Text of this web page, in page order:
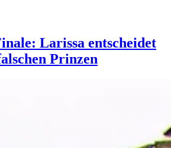
Larissa entscheidet
Prinzen